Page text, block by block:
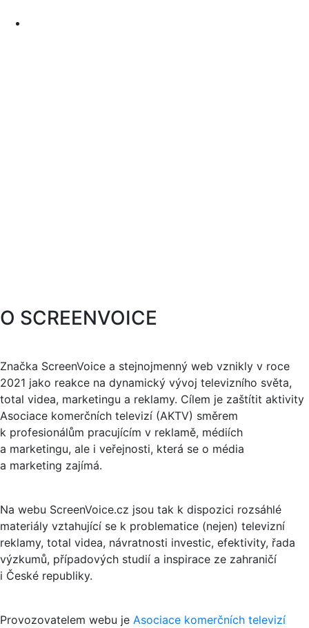
O SCREENVOICE
Značka ScreenVoice a stejnojmenný web vznikly v roce
2021 jako reakce na dynamický vývoj televizního světa,
total videa, marketingu a reklamy. Cílem je zaštítit aktivity
Asociace komerčních televizí (AKTV) směrem
k profesionálům pracujícím v reklamě, médiích
a marketingu, ale i veřejnosti, která se o média
a marketing zajímá.
Na webu ScreenVoice.cz jsou tak k dispozici rozsáhlé
materiály vztahující se k problematice (nejen) televizní
reklamy, total videa, návratnosti investic, efektivity, řada
výzkumů, případových studií a inspirace ze zahraničí
i České republiky.
Provozovatelem webu je Asociace komerčních televizí